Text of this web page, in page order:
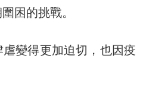
困的挑戰。
變得更加迫切，也因疫